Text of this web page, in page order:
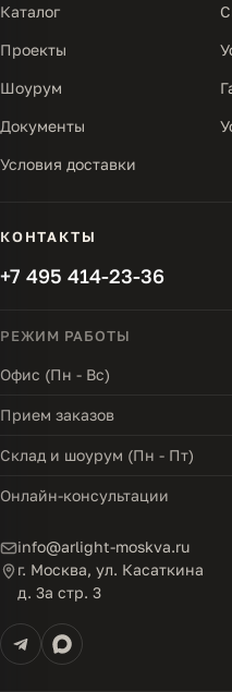
Каталог
Проекты
Шоурум
Документы
Условия доставки
КОНТАКТЫ
+7 495 414-23-36
РЕЖИМ РАБОТЫ
Офис (Пн - Вс)
Прием заказов
Склад и шоурум (Пн - Пт)
Онлайн-консультации
info@arlight-moskva.ru
г. Москва, ул. Касаткина
д. 3а стр. 3